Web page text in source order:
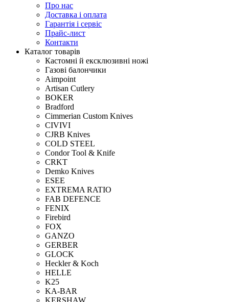
Про нас
Доставка і оплата
Гарантія і сервіс
Прайс-лист
Контакти
Каталог товарів
Кастомні й ексклюзивні ножі
Газові балончики
Aimpoint
Artisan Cutlery
BOKER
Bradford
Cimmerian Custom Knives
CIVIVI
CJRB Knives
COLD STEEL
Condor Tool & Knife
CRKT
Demko Knives
ESEE
EXTREMA RATIO
FAB DEFENCE
FENIX
Firebird
FOX
GANZO
GERBER
GLOCK
Heckler & Koch
HELLE
K25
KA-BAR
KERSHAW